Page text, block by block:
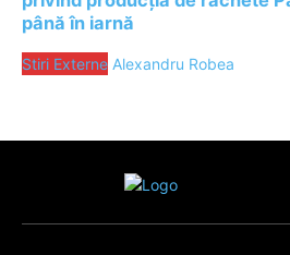
până în iarnă
Stiri Externe Alexandru Robea